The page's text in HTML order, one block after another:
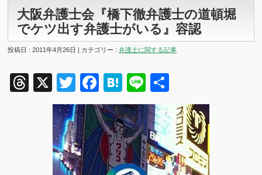
大阪弁護士会『橋下徹弁護士の道頓堀
でケツ出す弁護士がいる』容認
投稿日 : 2011年4月26日 | カテゴリー :弁護士に関する記事
Threads
X TwitterFacebook
Hatena
Line
有